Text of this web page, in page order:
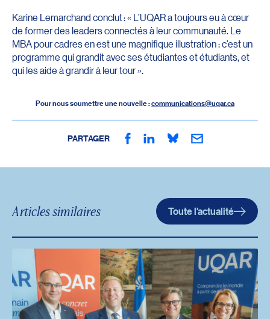
Karine Lemarchand conclut : « L’UQAR a toujours eu à cœur
de former des leaders connectés à leur communauté. Le
MBA pour cadres en est une magnifique illustration : c’est un
programme qui grandit avec ses étudiantes et étudiants, et
qui les aide à grandir à leur tour ».
Pour nous soumettre une nouvelle :communications@uqar.ca
PARTAGER
Articles similaires Toute l'actualité